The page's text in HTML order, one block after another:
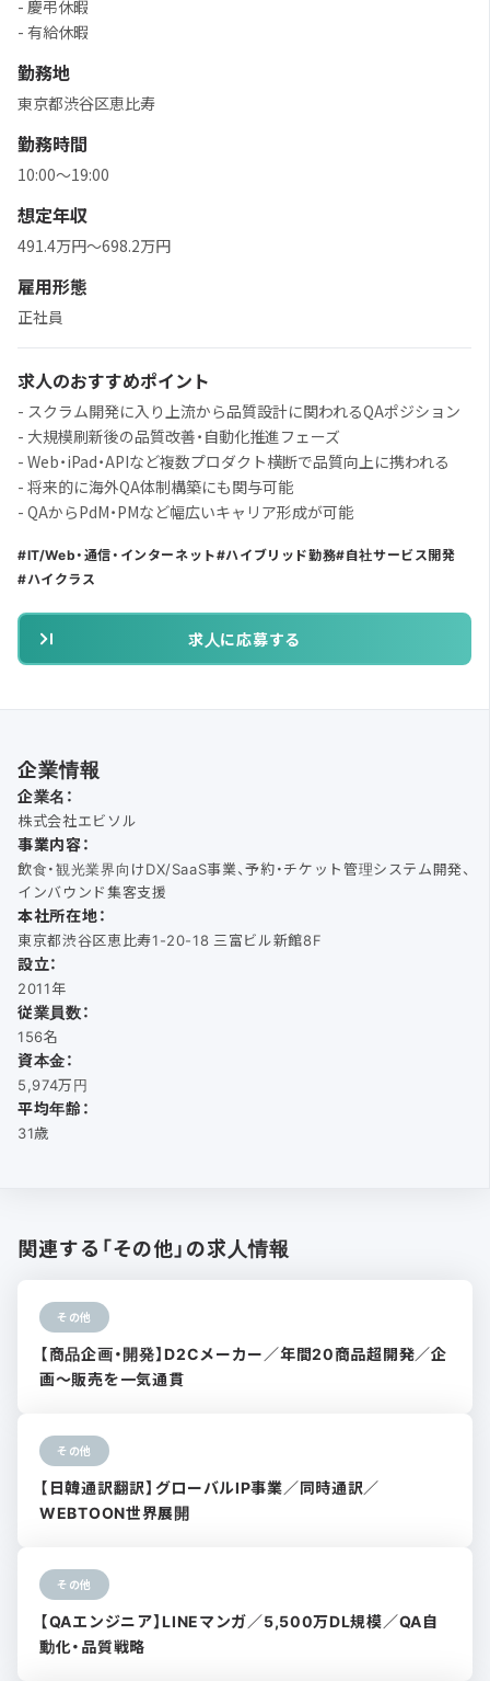
- 慶弔休暇
- 有給休暇
勤務地
東京都渋谷区恵比寿
勤務時間
10:00〜19:00
想定年収
491.4万円〜698.2万円
雇用形態
正社員
求人のおすすめポイント
- スクラム開発に入り上流から品質設計に関われるQAポジション
- 大規模刷新後の品質改善・自動化推進フェーズ
- Web・iPad・APIなど複数プロダクト横断で品質向上に携われる
- 将来的に海外QA体制構築にも関与可能
- QAからPdM・PMなど幅広いキャリア形成が可能
IT/Web・通信・インターネット ハイブリッド勤務 自社サービス開発
ハイクラス
求人に応募する
企業情報
企業名：
株式会社エビソル
事業内容：
飲食・観光業界向けDX/SaaS事業、予約・チケット管理システム開発、
インバウンド集客支援
本社所在地：
東京都渋谷区恵比寿1-20-18 三富ビル新館8F
設立：
2011年
従業員数：
156名
資本金：
5,974万円
平均年齢：
31歳
関連する「その他」の求人情報
その他
【商品企画・開発】D2Cメーカー／年間20商品超開発／企
画〜販売を一気通貫
その他
【日韓通訳翻訳】グローバルIP事業／同時通訳／
WEBTOON世界展開
その他
【QAエンジニア】LINEマンガ／5,500万DL規模／QA自
動化・品質戦略